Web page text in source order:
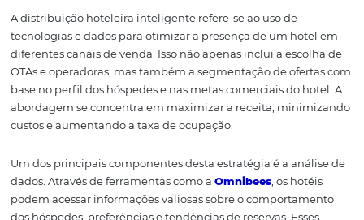
de distribuição mais adequados, levar em conta o
comportamento dos hóspedes e a importância de um
integrado que facilite a gestão de reservas. Ao final,
panorama mais claro sobre como a Omnibees pode
revolucionar a forma como seu hotel se posiciona no
Hoteleira Inteligente?